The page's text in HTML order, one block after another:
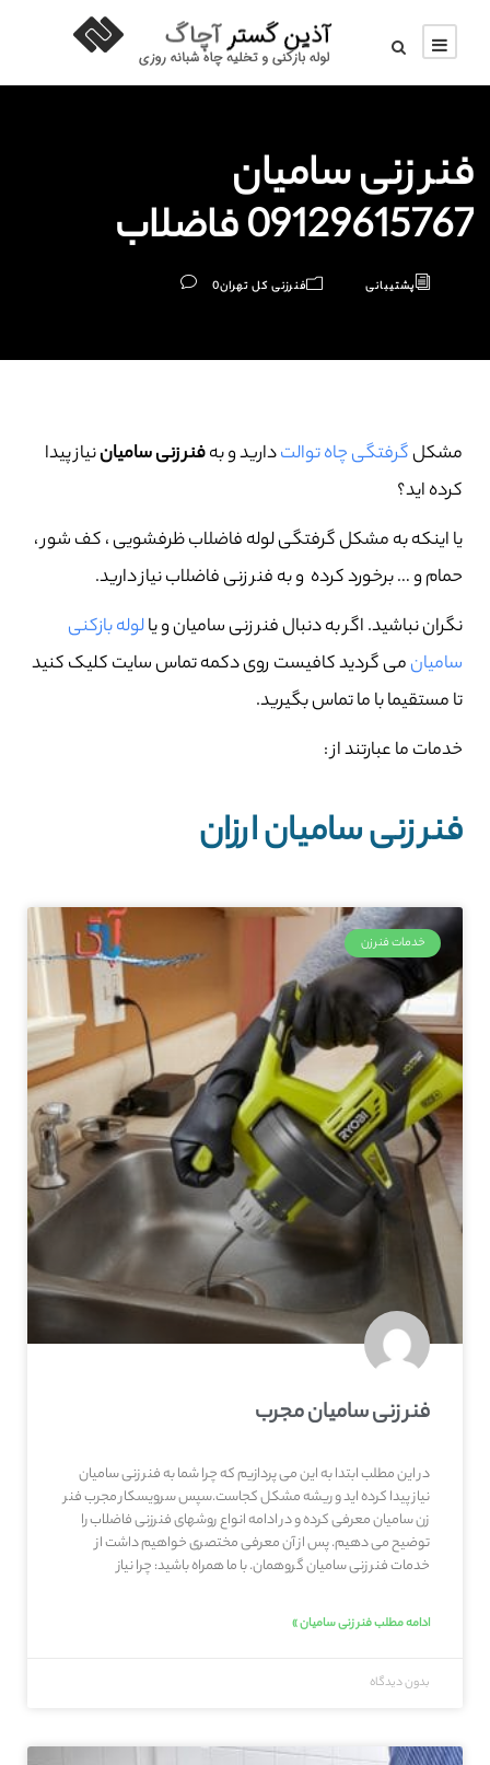
فنر زنی سامیان
09129615767 فاضلاب
پشتیبانی فنرزنی کل تهران0
مشکلگرفتگی چاه توالتدارید و بهفنر زنی سامیاننیاز پیدا
کرده اید؟
یا اینکه به مشکل گرفتگی لوله فاضلاب ظرفشویی ، کف شور ،
حمام و … برخورد کرده و به فنر زنی فاضلاب نیاز دارید.
نگران نباشید. اگر به دنبال فنر زنی سامیان و یالوله بازکنی
سامیانمی گردید کافیست روی دکمه تماس سایت کلیک کنید
تا مستقیما با ما تماس بگیرید.
خدمات ما عبارتند از :
فنر زنی سامیان ارزان
خدمات فنرزن
فنر زنی سامیان مجرب
در این مطلب ابتدا به این می پردازیم که چرا شما به فنر زنی سامیان
نیاز پیدا کرده اید و ریشه مشکل کجاست.سپس سرویسکار مجرب فنر
زن سامیان معرفی کرده و در ادامه انواع روشهای فنرزنی فاضلاب را
توضیح می دهیم. پس از آن معرفی مختصری خواهیم داشت از
خدمات فنر زنی سامیان گروهمان. با ما همراه باشید: چرا نیاز
ادامه مطلب فنر زنی سامیان »
بدون دیدگاه